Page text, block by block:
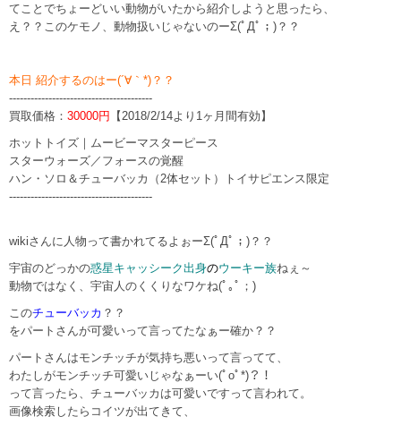
てことでちょーどいい動物がいたから紹介しようと思ったら、
え？？このケモノ、動物扱いじゃないのーΣ(ﾟДﾟ；)？？
本日 紹介するのはー(´∀｀*)？？
----------------------------------------
買取価格： 30000円 【2018/2/14より1ヶ月間有効】
ホットトイズ｜ムービーマスターピース
スターウォーズ／フォースの覚醒
ハン・ソロ＆チューバッカ（2体セット）トイサピエンス限定
----------------------------------------
wikiさんに人物って書かれてるよぉーΣ(ﾟДﾟ；)？？
宇宙のどっかの惑星キャッシーク出身のウーキー族ねぇ～
動物ではなく、宇宙人のくくりなワケね(ﾟ｡ﾟ；)
このチューバッカ ？？
をパートさんが可愛いって言ってたなぁー確か？？
パートさんはモンチッチが気持ち悪いって言ってて、
わたしがモンチッチ可愛いじゃなぁーい(ﾟoﾟ*)？！
って言ったら、チューバッカは可愛いですって言われて。
画像検索したらコイツが出てきて、